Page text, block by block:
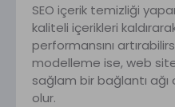
SEO içerik temizliği
kaliteli içerikleri
performansını
modelleme ise, web
sağlam bir bağlantı ağı
olur.